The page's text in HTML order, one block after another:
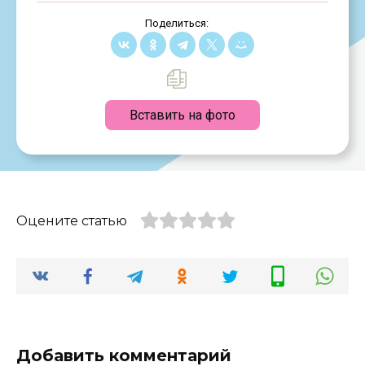
Поделиться:
Вставить на фото
Оцените статью
Добавить комментарий